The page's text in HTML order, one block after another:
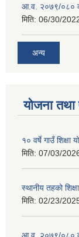
आ.व. २०७९/०८०
मिति: 06/30/
अन्य
योजना तथा
१० वर्षे गाउँ
मिति: 07/03/
स्थानीय तहको
मिति: 02/23/